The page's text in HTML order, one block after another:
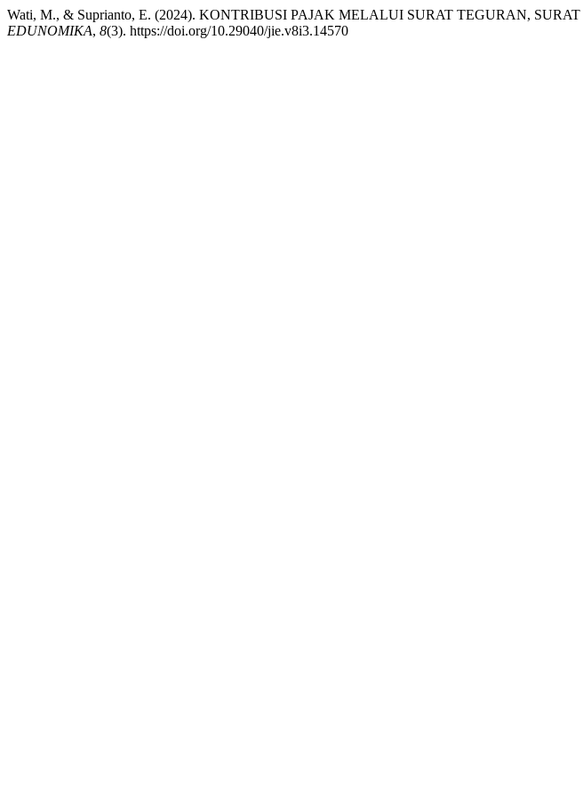
Wati, M., & Suprianto, E. (2024). KONTRIBUSI PAJAK MELALUI SURAT TEGURAN,
EDUNOMIKA, 8(3). https://doi.org/10.29040/jie.v8i3.14570